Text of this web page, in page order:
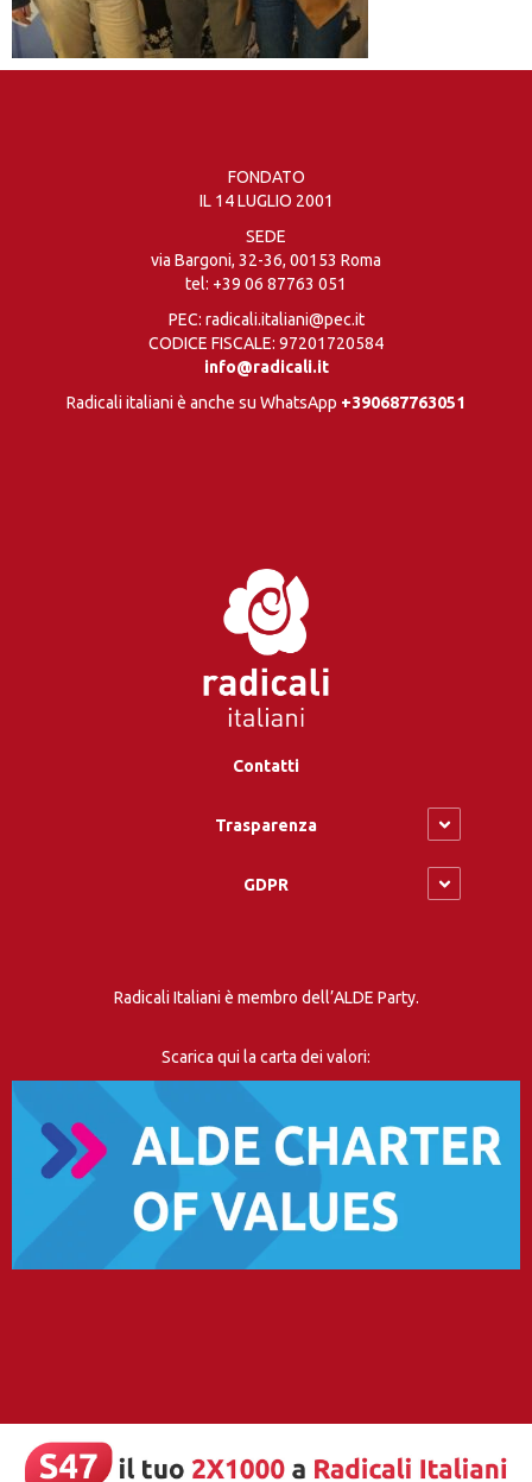
FONDATO
IL 14 LUGLIO 2001
SEDE
via Bargoni, 32-36, 00153 Roma
tel: +39 06 87763 051
PEC: radicali.italiani@pec.it
CODICE FISCALE: 97201720584
info@radicali.it
Radicali italiani è anche su WhatsApp +390687763051
Contatti
Trasparenza
GDPR
Radicali Italiani è membro dell’ALDE Party.
Scarica qui la carta dei valori: